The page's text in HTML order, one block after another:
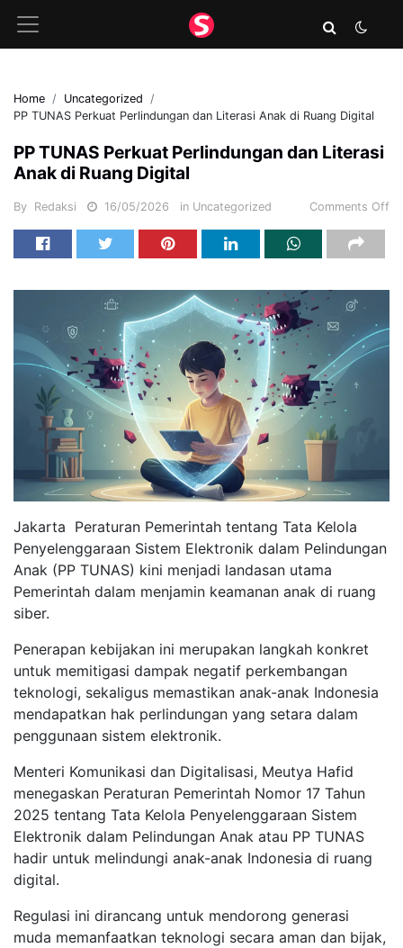
Home
Uncategorized
PP TUNAS Perkuat Perlindungan dan Literasi Anak di Ruang Digital
PP TUNAS Perkuat Perlindungan dan Literasi
Anak di Ruang Digital
By Redaksi 16/05/2026 in Uncategorized Comments Off
Jakarta  Peraturan Pemerintah tentang Tata Kelola
Penyelenggaraan Sistem Elektronik dalam Pelindungan
Anak (PP TUNAS) kini menjadi landasan utama
Pemerintah dalam menjamin keamanan anak di ruang
siber.
Penerapan kebijakan ini merupakan langkah konkret
untuk memitigasi dampak negatif perkembangan
teknologi, sekaligus memastikan anak-anak Indonesia
mendapatkan hak perlindungan yang setara dalam
penggunaan sistem elektronik.
Menteri Komunikasi dan Digitalisasi, Meutya Hafid
menegaskan Peraturan Pemerintah Nomor 17 Tahun
2025 tentang Tata Kelola Penyelenggaraan Sistem
Elektronik dalam Pelindungan Anak atau PP TUNAS
hadir untuk melindungi anak-anak Indonesia di ruang
digital.
Regulasi ini dirancang untuk mendorong generasi
muda memanfaatkan teknologi secara aman dan bijak,